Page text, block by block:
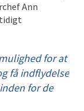
Ann
for at
få indflydelse
for de